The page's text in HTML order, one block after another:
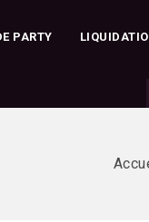
PARTY